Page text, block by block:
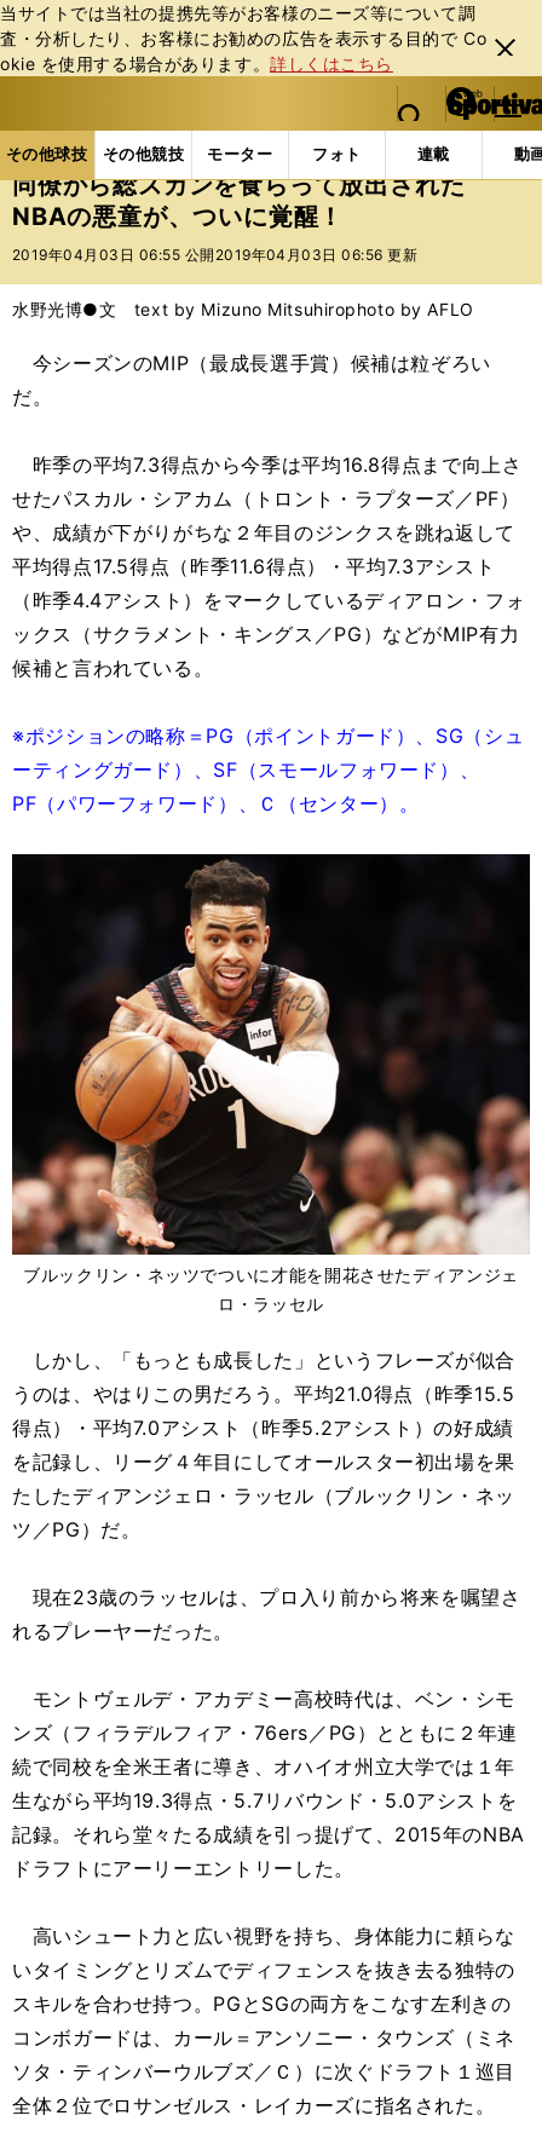
当サイトでは当社の提携先等がお客様のニーズ等について調
査・分析したり、お客様にお勧めの広告を表⽰する⽬的で Co
okie を使⽤する場合があります。詳しくはこちら
閉じ
る
web Sportiva (webスポルティーバ)
検索
マイペ
ー
ジ
メニュ
その他球技 その他競技 モーター フォト 連載 動
ス
ポ
ル
バ
その他球技の記事一覧 バスケットボール NBA
同僚から総スカンを食らって放出された
NBAの悪童が、ついに覚醒！
2019年04月03日 06:55 公開 2019年04月03日 06:56 更新
水野光博●文 text by Mizuno Mitsuhirophoto by AFLO
今シーズンのMIP（最成長選手賞）候補は粒ぞろい
だ。
昨季の平均7.3得点から今季は平均16.8得点まで向上さ
せたパスカル・シアカム（トロント・ラプターズ／PF）
や、成績が下がりがちな２年目のジンクスを跳ね返して
平均得点17.5得点（昨季11.6得点）・平均7.3アシスト
（昨季4.4アシスト）をマークしているディアロン・フォ
ックス（サクラメント・キングス／PG）などがMIP有力
候補と言われている。
※ポジションの略称＝PG（ポイントガード）、SG（シュ
ーティングガード）、SF（スモールフォワード）、
PF（パワーフォワード）、Ｃ（センター）。
ブルックリン・ネッツでついに才能を開花させたディアンジェ
ロ・ラッセル
しかし、「もっとも成長した」というフレーズが似合
うのは、やはりこの男だろう。平均21.0得点（昨季15.5
得点）・平均7.0アシスト（昨季5.2アシスト）の好成績
を記録し、リーグ４年目にしてオールスター初出場を果
たしたディアンジェロ・ラッセル（ブルックリン・ネッ
ツ／PG）だ。
現在23歳のラッセルは、プロ入り前から将来を嘱望さ
れるプレーヤーだった。
モントヴェルデ・アカデミー高校時代は、ベン・シモ
ンズ（フィラデルフィア・76ers／PG）とともに２年連
続で同校を全米王者に導き、オハイオ州立大学では１年
生ながら平均19.3得点・5.7リバウンド・5.0アシストを
記録。それら堂々たる成績を引っ提げて、2015年のNBA
ドラフトにアーリーエントリーした。
高いシュート力と広い視野を持ち、身体能力に頼らな
いタイミングとリズムでディフェンスを抜き去る独特の
スキルを合わせ持つ。PGとSGの両方をこなす左利きの
コンボガードは、カール＝アンソニー・タウンズ（ミネ
ソタ・ティンバーウルブズ／Ｃ）に次ぐドラフト１巡目
全体２位でロサンゼルス・レイカーズに指名された。